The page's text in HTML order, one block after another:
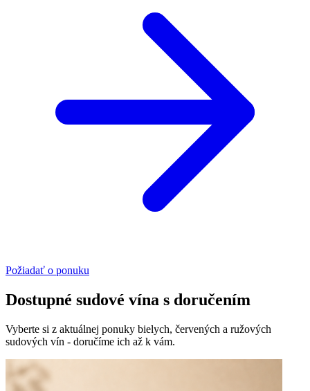
Požiadať o ponuku
Dostupné sudové vína s doručením
Vyberte si z aktuálnej ponuky bielych, červených a ružových
sudových vín - doručíme ich až k vám.